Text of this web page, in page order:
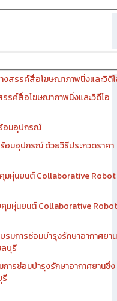
รณ์วิกฤตการณ์ภูมิภาค
สรรค์สื่อโฆษณาภาพนิ่งและวิดีโอ
รค์สื่อโฆษณาภาพนิ่งและวิดีโอ
ร้อมอุปกรณ์
มอุปกรณ์ ด้วยวิธีประกวดราคา
หุ่นยนต์ Collaborative Robot
มหุ่นยนต์ Collaborative Robot
การซ่อมบำรุงรักษาอากาศยาน